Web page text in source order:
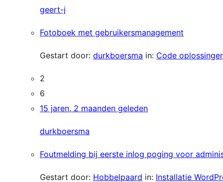
geert-j
Fotoboek met gebruikersmanagement
Gestart door: durkboersma in: Code
2
6
15 jaren, 2 maanden geleden
durkboersma
Foutmelding bij eerste inlog poging voor
Gestart door: Hobbelpaard in: Installatie